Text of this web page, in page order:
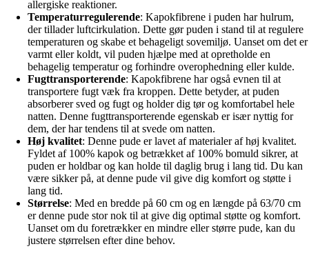
allergiske reaktioner.
Temperaturregulerende: Kapokfibrene i puden har hulrum,
der tillader luftcirkulation. Dette gør puden i stand til at regulere
temperaturen og skabe et behageligt sovemiljø. Uanset om det er
varmt eller koldt, vil puden hjælpe med at opretholde en
behagelig temperatur og forhindre overophedning eller kulde.
Fugttransporterende: Kapokfibrene har også evnen til at
transportere fugt væk fra kroppen. Dette betyder, at puden
absorberer sved og fugt og holder dig tør og komfortabel hele
natten. Denne fugttransporterende egenskab er især nyttig for
dem, der har tendens til at svede om natten.
Høj kvalitet: Denne pude er lavet af materialer af høj kvalitet.
Fyldet af 100% kapok og betrækket af 100% bomuld sikrer, at
puden er holdbar og kan holde til daglig brug i lang tid. Du kan
være sikker på, at denne pude vil give dig komfort og støtte i
lang tid.
Størrelse: Med en bredde på 60 cm og en længde på 63/70 cm
er denne pude stor nok til at give dig optimal støtte og komfort.
Uanset om du foretrækker en mindre eller større pude, kan du
justere størrelsen efter dine behov.